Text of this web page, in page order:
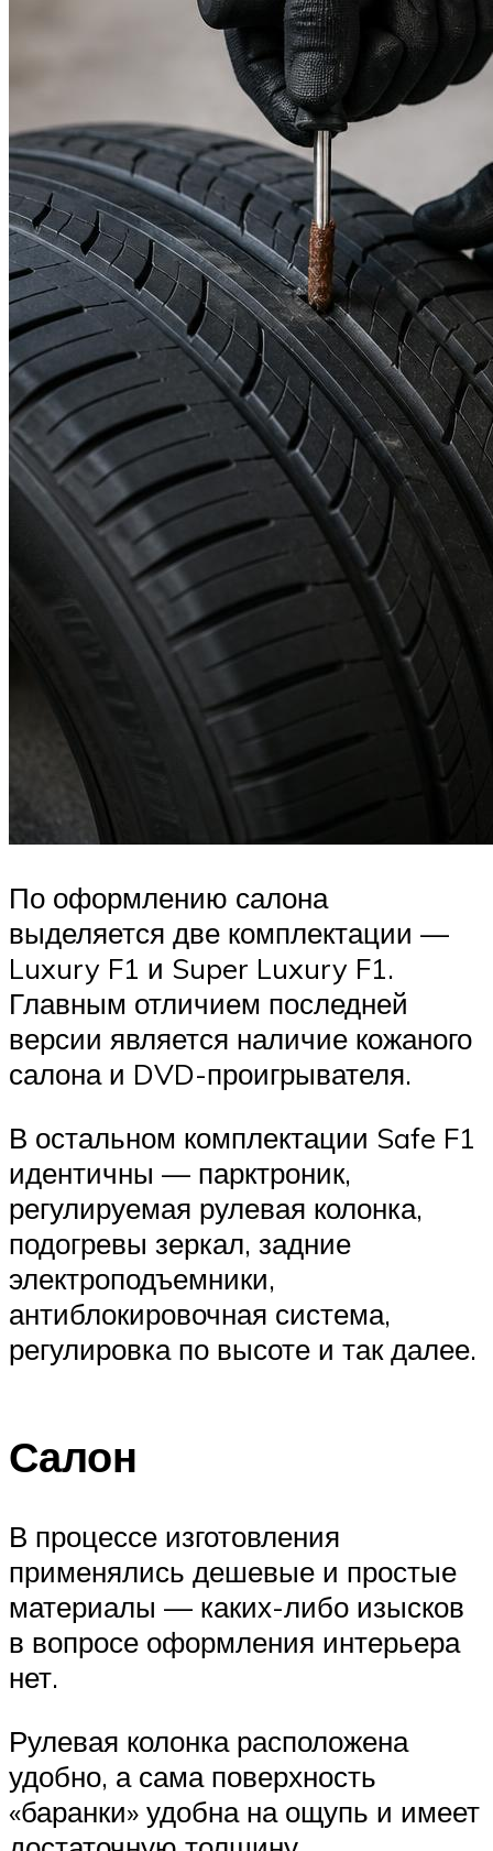
По оформлению салона
выделяется две комплектации —
Luxury F1 и Super Luxury F1.
Главным отличием последней
версии является наличие кожаного
салона и DVD-проигрывателя.
В остальном комплектации Safe F1
идентичны — парктроник,
регулируемая рулевая колонка,
подогревы зеркал, задние
электроподъемники,
антиблокировочная система,
регулировка по высоте и так далее.
Салон
В процессе изготовления
применялись дешевые и простые
материалы — каких-либо изысков
в вопросе оформления интерьера
нет.
Рулевая колонка расположена
удобно, а сама поверхность
«баранки» удобна на ощупь и имеет